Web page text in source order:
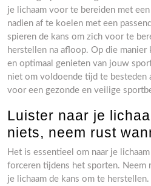
je lichaam voor te bereiden met
nadien af te koelen met een
spieren de kans om zich voor te
herstellen na afloop. Op die
en optimaal genieten van jouw
niet om voldoende tijd te besteden
voor een gezonde en veilige
Luister naar je
niets, neem rust
Het is essentieel om naar je
forceren tijdens het sporten. Neem
je lichaam de kans om te